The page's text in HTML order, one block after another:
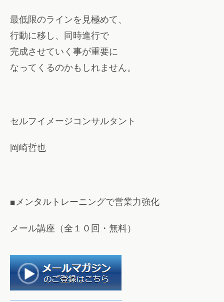
最低限のラインを見極めて、
行動に移し、同時進行で
完成させていく事が重要に
なってくるのかもしれません。
セルフイメージコンサルタント
岡崎哲也
■メンタルトレーニングで営業力強化
メール講座（全１０回・無料）